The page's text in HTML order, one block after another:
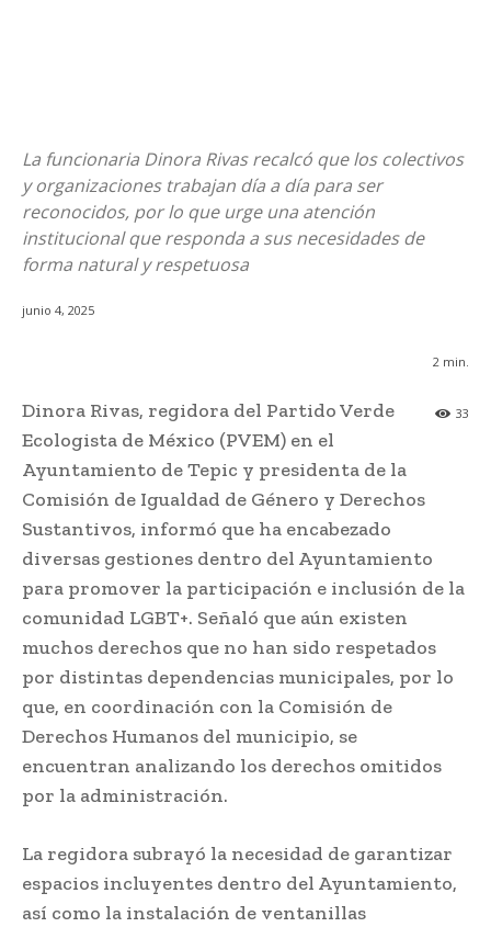
La funcionaria Dinora Rivas recalcó que los colectivos
y organizaciones trabajan día a día para ser
reconocidos, por lo que urge una atención
institucional que responda a sus necesidades de
forma natural y respetuosa
junio 4, 2025
2 min.
33
Dinora Rivas, regidora del Partido Verde
Ecologista de México (PVEM) en el
Ayuntamiento de Tepic y presidenta de la
Comisión de Igualdad de Género y Derechos
Sustantivos, informó que ha encabezado
diversas gestiones dentro del Ayuntamiento
para promover la participación e inclusión de la
comunidad LGBT+. Señaló que aún existen
muchos derechos que no han sido respetados
por distintas dependencias municipales, por lo
que, en coordinación con la Comisión de
Derechos Humanos del municipio, se
encuentran analizando los derechos omitidos
por la administración.
La regidora subrayó la necesidad de garantizar
espacios incluyentes dentro del Ayuntamiento,
así como la instalación de ventanillas